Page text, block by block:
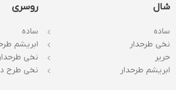
شال
ساده
نخی طرحدار
حریر
ابریشم طرحدار
روسری
ساده
ابریشم
نخی
نخی طرح